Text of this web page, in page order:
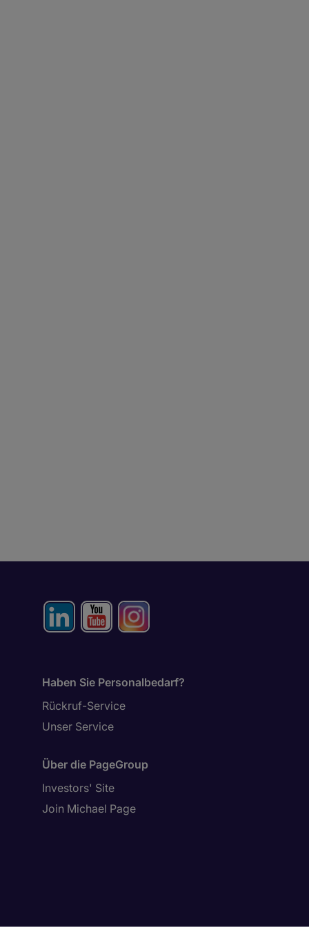
Haben Sie Personalbedarf?
Rückruf-Service
Unser Service
Über die PageGroup
Investors' Site
Join Michael Page